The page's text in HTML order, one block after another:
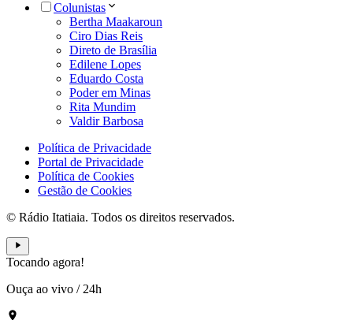
Colunistas
Bertha Maakaroun
Ciro Dias Reis
Direto de Brasília
Edilene Lopes
Eduardo Costa
Poder em Minas
Rita Mundim
Valdir Barbosa
Política de Privacidade
Portal de Privacidade
Política de Cookies
Gestão de Cookies
© Rádio Itatiaia. Todos os direitos reservados.
Tocando agora!
Ouça ao vivo / 24h